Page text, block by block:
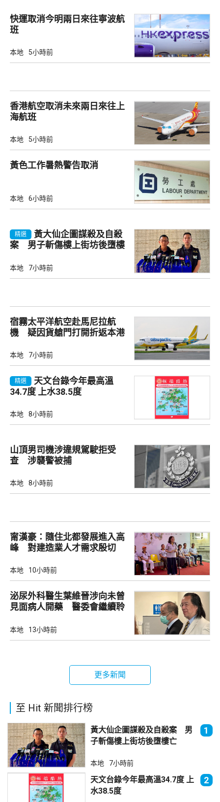
快運取消今明兩日來往寧波航
班
本地 5小時前
香港航空取消未來兩日來往上
海航班
本地 5小時前
黃色工作暑熱警告取消
本地 6小時前
精選
黃大仙企圖謀殺及自殺
案 男子斬傷樓上街坊後墮樓
本地 7小時前
宿霧太平洋航空赴馬尼拉航
機 疑因貨艙門打開折返本港
本地 7小時前
精選
天文台錄今年最高溫
34.7度 上水38.5度
本地 8小時前
山頂男司機涉違規駕駛拒受
查 涉襲警被捕
本地 8小時前
甯漢豪：隨住北都發展進入高
峰 對建造業人才需求殷切
本地 10小時前
泌尿外科醫生葉維晉涉向未曾
見面病人開藥 醫委會繼續聆
本地 13小時前
更多新聞
至 Hit 新聞排行榜
黃大仙企圖謀殺及自殺案 男
子斬傷樓上街坊後墮樓亡
1
本地 7小時前
天文台錄今年最高溫34.7度 上
水38.5度
2